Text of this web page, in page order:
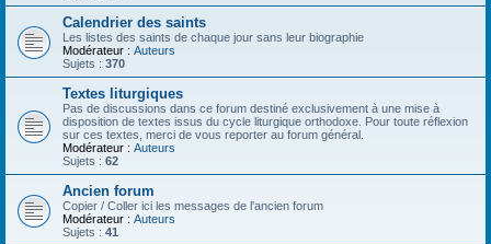
Calendrier des saints
Les listes des saints de chaque jour sans leur biographie
Modérateur : Auteurs
Sujets : 370
Textes liturgiques
Pas de discussions dans ce forum destiné exclusivement à une mise à
disposition de textes issus du cycle liturgique orthodoxe. Pour toute réflexion
sur ces textes, merci de vous reporter au forum général.
Modérateur : Auteurs
Sujets : 62
Ancien forum
Copier / Coller ici les messages de l'ancien forum
Modérateur : Auteurs
Sujets : 41